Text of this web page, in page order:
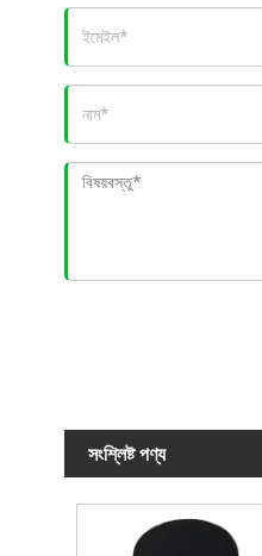
সংশ্লিষ্ট পণ্য